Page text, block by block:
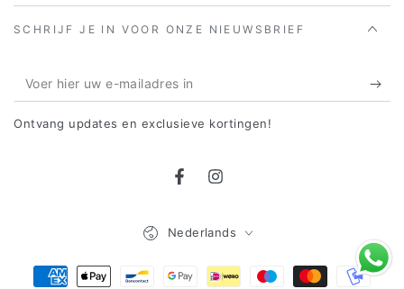
SCHRIJF JE IN VOOR ONZE NIEUWSBRIEF
Voer
hier
Ontvang updates en exclusieve kortingen!
FacebookInstagram
Nederlands
Betaalmethoden